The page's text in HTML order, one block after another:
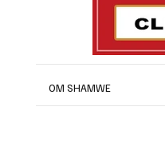
OM SHAMWE